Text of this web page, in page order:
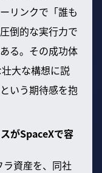
リンクで「誰も
倒的な実行力で
る。その成功体
大な構想に説
いう期待感を抱
がSpaceXで容
ラ資産を、同社